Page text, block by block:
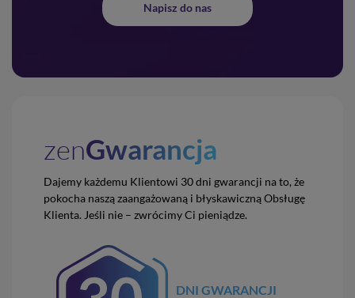
Napisz do nas
zenGwarancja
Dajemy każdemu Klientowi 30 dni gwarancji na to, że
pokocha naszą zaangażowaną i błyskawicznąObsługę
Klienta. Jeśli nie – zwrócimy Ci pieniądze.
DNI GWARANCJI